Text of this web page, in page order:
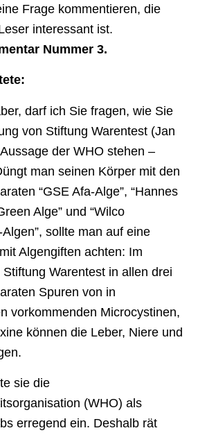
Frage kommentieren, die
interessant ist.
Nummer 3.
darf ich Sie fragen, wie Sie
von Stiftung Warentest (Jan
der WHO stehen –
man seinen Körper mit den
“GSE Afa-Alge”, “Hannes
Alge” und “Wilco
sollte man auf eine
Algengiften achten: Im
Warentest in allen drei
Spuren von in
vorkommenden Microcystinen,
können die Leber, Niere und
sie die
(WHO) als
erregend ein. Deshalb rät